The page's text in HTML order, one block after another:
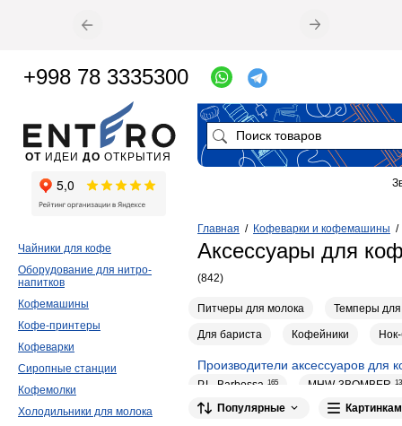
Главная / Кофеварки и кофемашины
Аксессуары для
(842)
Питчеры для молока Темперы
Для бариста Кофейники
Производители аксессуаров
P.L. Barbossa 165 MHW-3BOMBER
MOTTA 51 P.L. Proff Cuisine 41
Популярные
Чайники для кофе
Оборудование для нитро-
напитков
Кофемашины
Кофе-принтеры
Кофеварки
Сиропные станции
Кофемолки
Холодильники для молока
ОТ ИДЕИ ДО ОТКРЫТИЯ
+998 78 3335300